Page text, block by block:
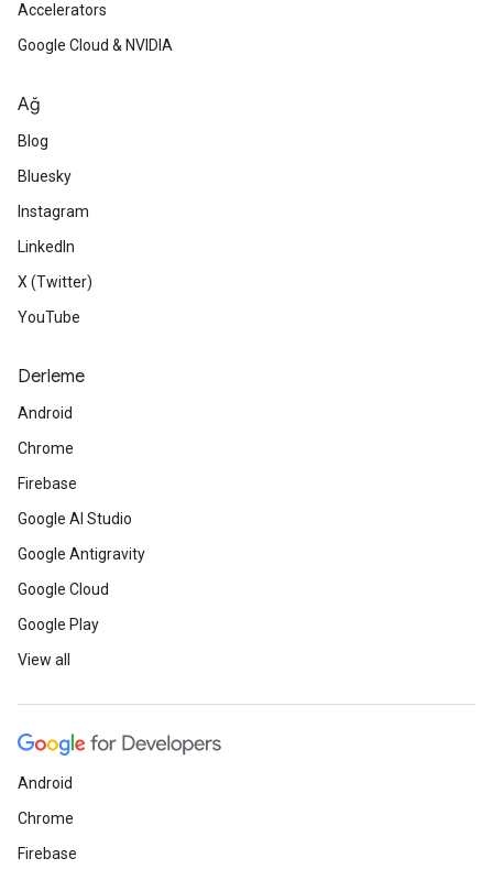
Accelerators
Google Cloud & NVIDIA
Ağ
Blog
Bluesky
Instagram
LinkedIn
X (Twitter)
YouTube
Derleme
Android
Chrome
Firebase
Google AI Studio
Google Antigravity
Google Cloud
Google Play
View all
Android
Chrome
Firebase